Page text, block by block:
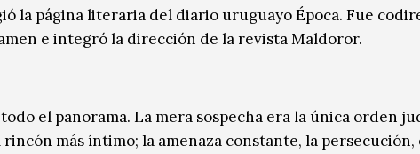
la página literaria del diario uruguayo Época. Fue
e integró la dirección de la revista Maldoror.
el panorama. La mera sospecha era la única orden
más íntimo; la amenaza constante, la